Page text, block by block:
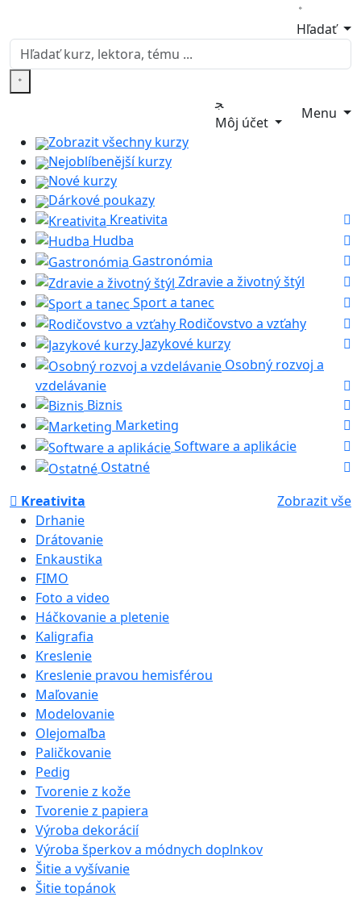
Hľadať
Môj účet
Menu
Zobrazit všechny kurzy
Nejoblíbenější kurzy
Nové kurzy
Dárkové poukazy
Kreativita
Hudba
Gastronómia
Zdravie a životný štýl
Sport a tanec
Rodičovstvo a vzťahy
Jazykové kurzy
Osobný rozvoj a
vzdelávanie
Biznis
Marketing
Software a aplikácie
Ostatné
Kreativita
Zobrazit vše
Drhanie
Drátovanie
Enkaustika
FIMO
Foto a video
Háčkovanie a pletenie
Kaligrafia
Kreslenie
Kreslenie pravou hemisférou
Maľovanie
Modelovanie
Olejomaľba
Paličkovanie
Pedig
Tvorenie z kože
Tvorenie z papiera
Výroba dekorácií
Výroba šperkov a módnych doplnkov
Šitie a vyšívanie
Šitie topánok